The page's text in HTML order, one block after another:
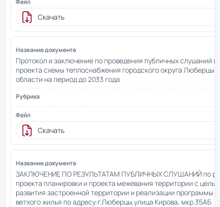
Скачать
Протокол и заключение по проведения публичных слушаний
проекта схемы теплоснабжения городского округа Люберцы
области на период до 2033 года
Скачать
ЗАКЛЮЧЕНИЕ ПО РЕЗУЛЬТАТАМ ПУБЛИЧНЫХ СЛУШАНИЙ по
проекта планировки и проекта межевания территории с
развития застроенной территории и реализации программы
ветхого жилья по адресу:г.Люберцы,улица Кирова, мкр.35АБ